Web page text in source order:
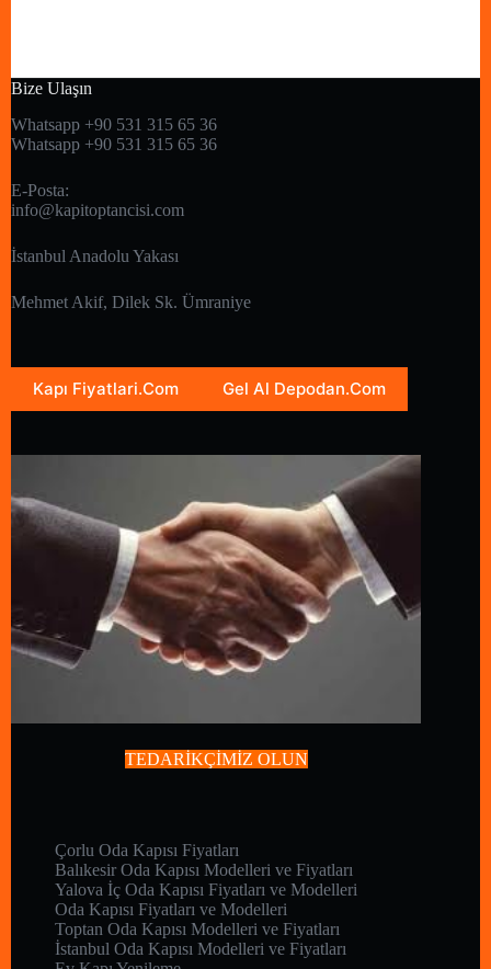
Bize Ulaşın
Whatsapp +90 531 315 65 36
Whatsapp +90 531 315 65 36
E-Posta:
info@kapitoptancisi.com
İstanbul Anadolu Yakası
Mehmet Akif, Dilek Sk. Ümraniye
Kapı Fiyatlari.Com Gel Al Depodan.Com
TEDARİKÇİMİZ OLUN
Çorlu Oda Kapısı Fiyatları
Balıkesir Oda Kapısı Modelleri ve Fiyatları
Yalova İç Oda Kapısı Fiyatları ve Modelleri
Oda Kapısı Fiyatları ve Modelleri
Toptan Oda Kapısı Modelleri ve Fiyatları
İstanbul Oda Kapısı Modelleri ve Fiyatları